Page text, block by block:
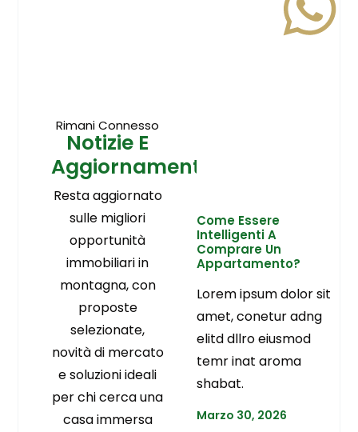
Rimani Connesso
Notizie E
Aggiornamenti
Resta aggiornato
sulle migliori
opportunità
immobiliari in
montagna, con
proposte
selezionate,
novità di mercato
e soluzioni ideali
per chi cerca una
casa immersa
Come Essere
Intelligenti A
Comprare Un
Appartamento?
Lorem ipsum dolor sit
amet, conetur adng
elitd dllro eiusmod
temr inat aroma
shabat.
Marzo 30, 2026